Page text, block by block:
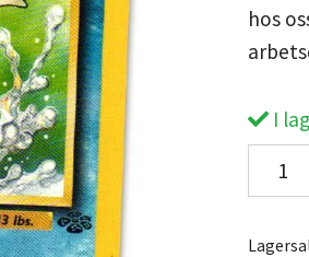
hos
I